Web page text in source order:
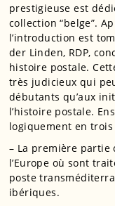
prestigieuse est
collection “belge”.
l’introduction est
der Linden, RDP,
histoire postale.
très judicieux qui
débutants qu’aux
l’histoire postale.
logiquement en
– La première partie
l’Europe où sont
poste
ibériques.